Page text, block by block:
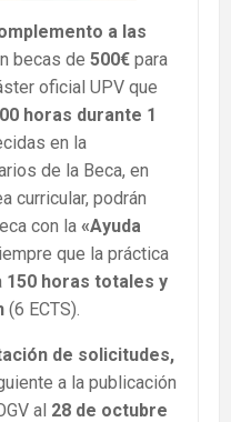
a las
becas de 500€ para
oficial UPV que
horas durante 1
en la
de la Beca, en
curricular, podrán
con la «Ayuda
que la práctica
150 horas totales y
(6 ECTS).
de solicitudes,
a la publicación
al 28 de octubre